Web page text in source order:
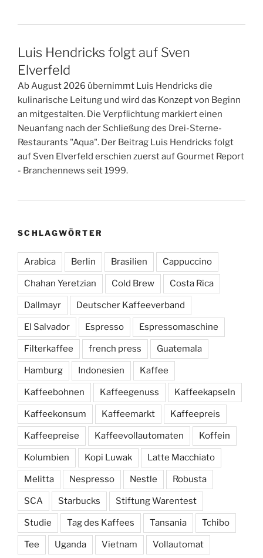
Luis Hendricks folgt auf Sven
Elverfeld
Ab August 2026 übernimmt Luis Hendricks die
kulinarische Leitung und wird das Konzept von Beginn
an mitgestalten. Die Verpflichtung markiert einen
Neuanfang nach der Schließung des Drei-Sterne-
Restaurants "Aqua". Der Beitrag Luis Hendricks folgt
auf Sven Elverfeld erschien zuerst auf Gourmet Report
- Branchennews seit 1999.
SCHLAGWÖRTER
Arabica Berlin Brasilien Cappuccino
Chahan Yeretzian Cold Brew Costa Rica
Dallmayr Deutscher Kaffeeverband
El Salvador Espresso Espressomaschine
Filterkaffee french press Guatemala
Hamburg Indonesien Kaffee
Kaffeebohnen Kaffeegenuss Kaffeekapseln
Kaffeekonsum Kaffeemarkt Kaffeepreis
Kaffeepreise Kaffeevollautomaten Koffein
Kolumbien Kopi Luwak Latte Macchiato
Melitta Nespresso Nestle Robusta
SCA Starbucks Stiftung Warentest
Studie Tag des Kaffees Tansania Tchibo
Tee Uganda Vietnam Vollautomat